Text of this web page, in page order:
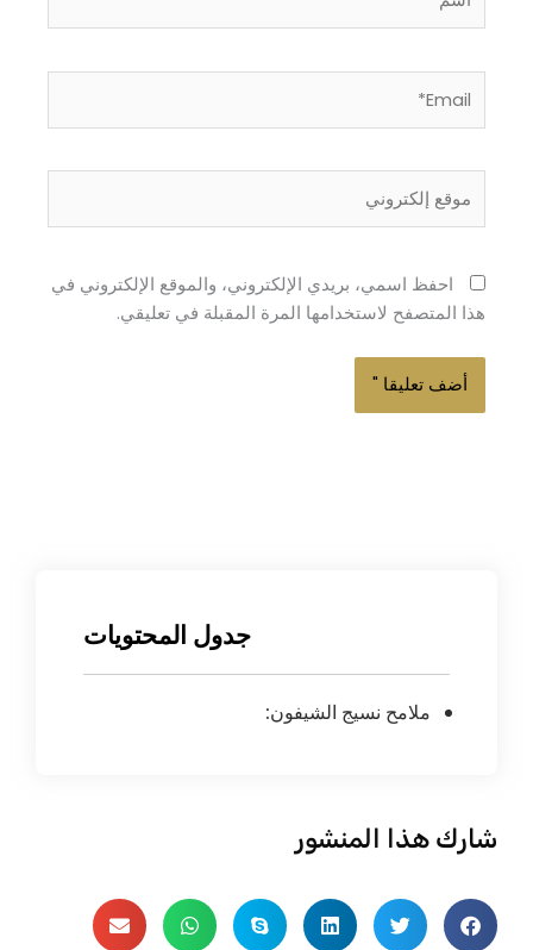
إلكتروني
احفظ اسمي، بريدي الإلكتروني، والموقع الإلكتروني في
هذا المتصفح لاستخدامها المرة المقبلة في تعليقي.
جدول المحتويات
ملامح نسيج الشيفون:
شارك هذا المنشور